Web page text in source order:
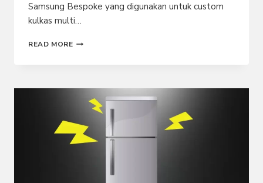
Samsung Bespoke yang digunakan untuk custom
kulkas multi…
READ MOREKELEBIHAN
1
PINTU